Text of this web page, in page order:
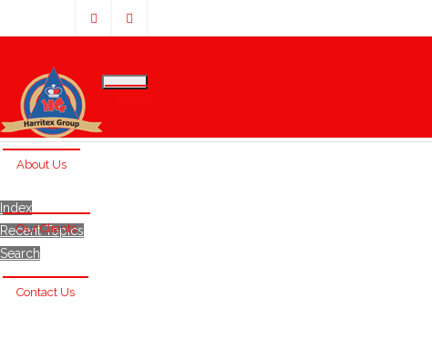
About Us
Our Clients
Contact Us
Index
Recent Topics
Search